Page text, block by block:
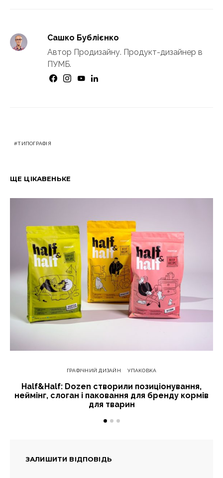
Сашко Бублієнко
Автор Продизайну. Продукт-дизайнер в
ПУМБ.
ТИПОГРАФІЯ
ЩЕ ЦІКАВЕНЬКЕ
ГРАФІЧНИЙ ДИЗАЙН УПАКОВКА
Half&Half: Dozen створили позиціонування,
неймінг, слоган і паковання для бренду кормів
для тварин
ЗАЛИШИТИ ВІДПОВІДЬ